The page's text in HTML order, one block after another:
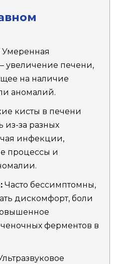
Умеренная
увеличение печени,
на наличие
аномалий.
кисты в печени
из-за разных
инфекции,
процессы и
Часто бессимптомны,
дискомфорт, боли
ферментов в